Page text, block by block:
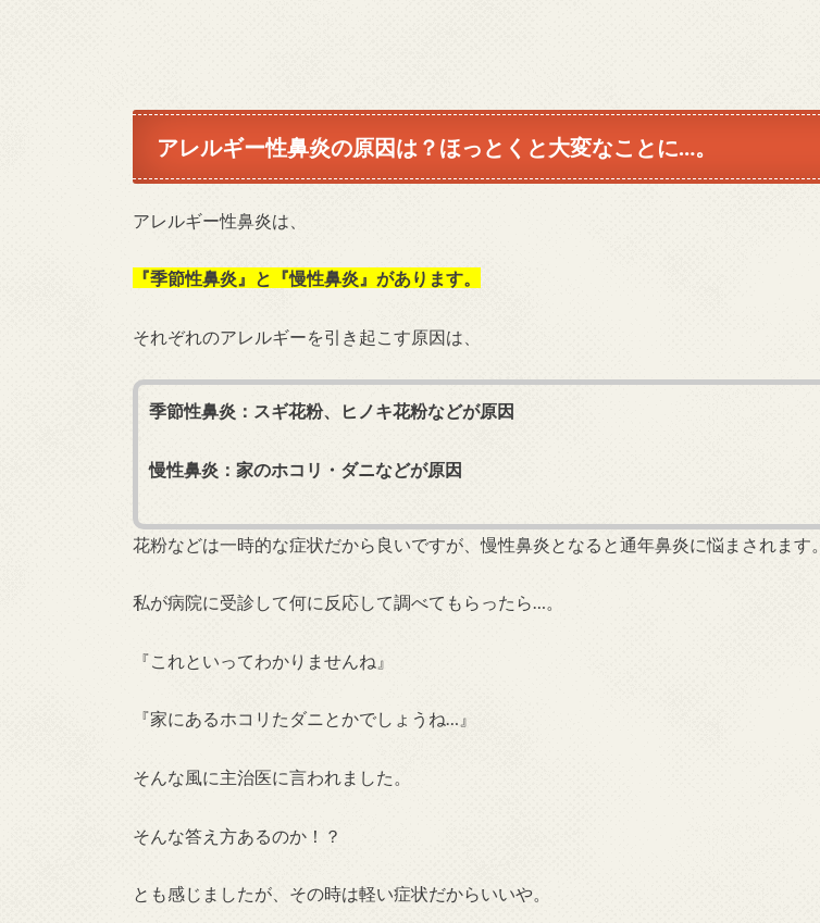
アレルギー性鼻炎の原因は？ほっとくと大変なことに…。
アレルギー性鼻炎は、
『季節性鼻炎』と『慢性鼻炎』があります。
それぞれのアレルギーを引き起こす原因は、
季節性鼻炎：スギ花粉、ヒノキ花粉などが原因
慢性鼻炎：家のホコリ・ダニなどが原因
花粉などは一時的な症状だから良いですが、慢性鼻炎となると通年鼻炎に悩まされます。
私が病院に受診して何に反応して調べてもらったら…。
『これといってわかりませんね』
『家にあるホコリたダニとかでしょうね…』
そんな風に主治医に言われました。
そんな答え方あるのか！？
とも感じましたが、その時は軽い症状だからいいや。